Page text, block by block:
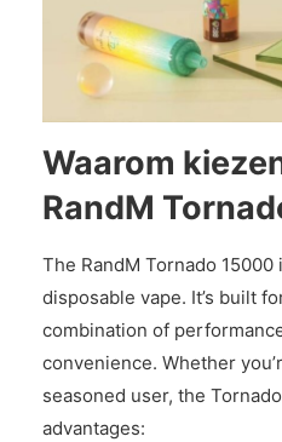
Waarom
RandM
The RandM Tornado 15000
disposable vape. It’s built
combination of
convenience. Whether
seasoned user, the
advantages: